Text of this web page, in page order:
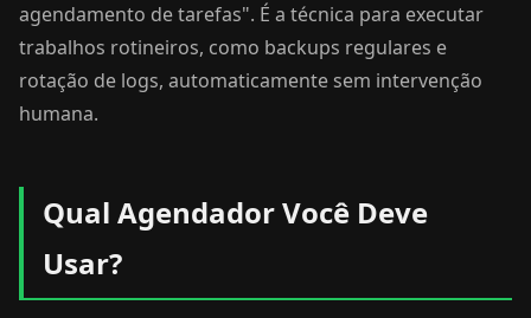
agendamento de tarefas". É a técnica para executar
trabalhos rotineiros, como backups regulares e
rotação de logs, automaticamente sem intervenção
humana.
Qual Agendador Você Deve
Usar?